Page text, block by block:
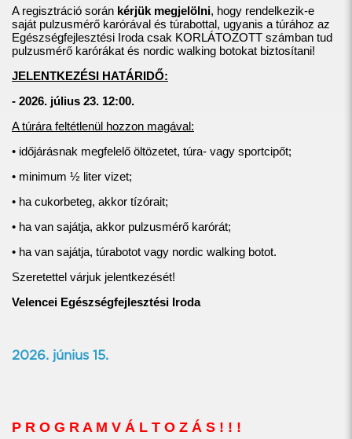
A regisztráció során kérjük megjelölni, hogy rendelkezik-e
saját pulzusmérő karórával és túrabottal, ugyanis a túrához az
Egészségfejlesztési Iroda csak KORLÁTOZOTT számban tud
pulzusmérő karórákat és nordic walking botokat biztosítani!
JELENTKEZÉSI HATÁRIDŐ:
- 2026. július 23. 12:00.
A túrára feltétlenül hozzon magával:
• időjárásnak megfelelő öltözetet, túra- vagy sportcipőt;
• minimum ½ liter vizet;
• ha cukorbeteg, akkor tízórait;
• ha van sajátja, akkor pulzusmérő karórát;
• ha van sajátja, túrabotot vagy nordic walking botot.
Szeretettel várjuk jelentkezését!
Velencei Egészségfejlesztési Iroda
2026. június 15.
P R O G R A M V Á L T O Z Á S ! ! !